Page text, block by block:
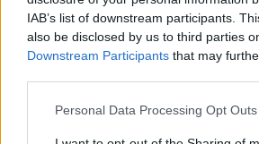
IAB’s list of downstream participants.
also be disclosed by us to third parties
Downstream Participants that may
Personal Data Processing Opt Outs
ΤοΠΑΣΟΚτονίζει πως «οι
οφείλουν να διερευνήσουν
καταγγελίες της Μαρίας
εις βάρος της ζωής της ίδιας